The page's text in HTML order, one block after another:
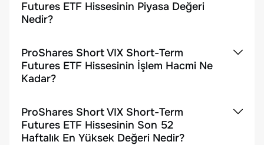
Futures ETF Hissesinin Piyasa Değeri
Nedir?
ProShares Short VIX Short-Term
Futures ETF Hissesinin İşlem Hacmi Ne
Kadar?
ProShares Short VIX Short-Term
Futures ETF Hissesinin Son 52
Haftalık En Yüksek Değeri Nedir?